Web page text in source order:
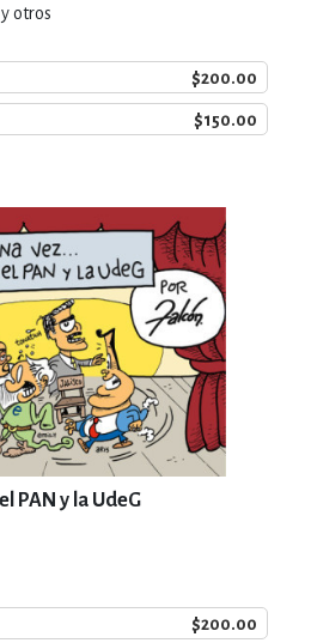
otros
$200.00
$150.00
PAN y la UdeG
$200.00